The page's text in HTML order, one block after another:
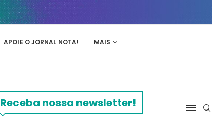
APOIE O JORNAL NOTA! MAIS
Receba nossa newsletter!